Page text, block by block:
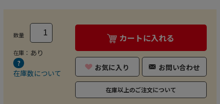
数量
在庫： あり
在庫数について
カートに入れる
お気に入り お問い合わせ
在庫以上のご注文について